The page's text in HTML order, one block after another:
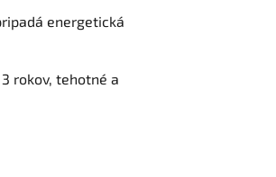
energetická
rokov, tehotné a